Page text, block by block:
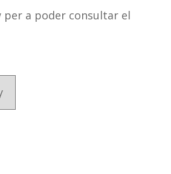
per a poder consultar el